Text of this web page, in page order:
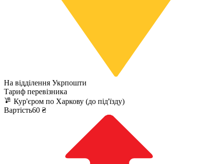
На відділення Укрпошти
Тариф перевізника
Кур'єром по Харкову (до під'їзду)
Вартість60 ₴